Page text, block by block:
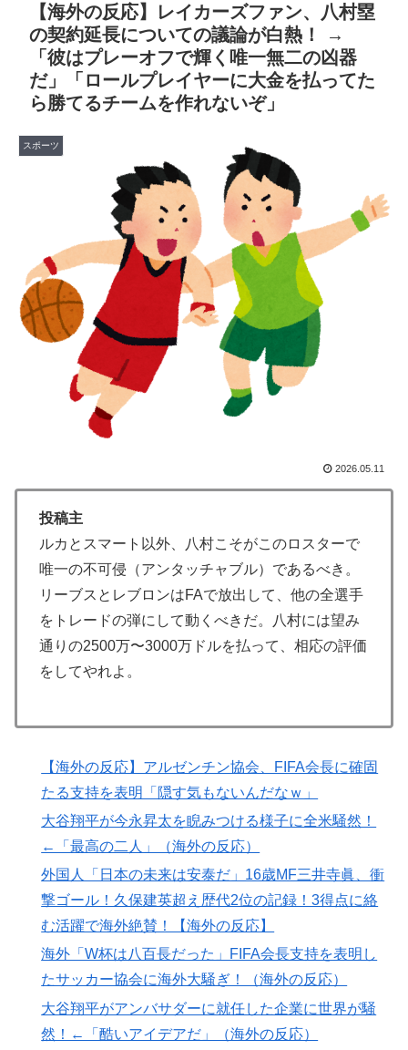
▶ 外国人「日本の未来は安泰だ」16歳MF三井寺眞、衝撃
ゴール！久保建英超え歴代2位の記録！3得点に絡む活躍
で海外絶賛！【海外の反応】
▶
海外「消火栓もフェイクだから消防士が右往左往する中
▶ イチローさん「僕は本を読まない。好きなアニメはドラ
ゴンボール」【海外の反応】
海外「お前らの国に他愛のない対立ってある？」日本
「エスカレーターの立つ位置」
▶ 【海外の反応】日本のウェブサイトって質の低いものが
多い気がする → 「日本のIT業界は色々と問題があるか
らな」「ゲームのUIは優れてるのに不思議」
▶
韓国人「日本のアニメ業界で100年続いている暗黙の伝
統がこちら・・・」
【韓国の反応】また日本が竹島の領有権を主張してきた
ぞ → 「この話題は永遠に終わらないな」「日本政府の
支持率が落ちてきた時点でこの手のニュースが出るのは
▶
フランス人「欲張りすぎだ」中村敬斗、ランス残留の可
音がこれ！【海外の反応】
▶
外国人「使い捨てだ」FIFA会長、辞任危機でトランプ政
権に泣き付くも無視されて海外失笑！【海外の反応】
▶
欧州「日本だけ反則だろ…」 世界の『日本びいき』に
▶
韓国人「大韓航空の熊本地震飲料水支援に対する日本人
の反応をご覧ください・・・」→「」
▶ 韓国人「韓国人が衝撃を受けた意外な日本の運転文化が
こちらです‥」→「日本人はこんなに徹底している‥」
▶ 【海外の反応】冨安健洋がクリスタル・パレス加入へ
「アーセナルサポの好きなクラブで良かった」
▶ 海外「剣が二回斬り合っただけで折れるのはどういうこ
となんだ」満点なのに二度と起動しない理由…
▶
韓国人「日本でヤバい作品ばかりアニメ化してて心配に
なる…」
▶ 【朗報】韓国人「日本のサッカー選手、90年代の映画ス
【海外の反応】レイカーズファン、八村塁
の契約延長についての議論が白熱！ →
「彼はプレーオフで輝く唯一無二の凶器
だ」「ロールプレイヤーに大金を払ってた
ら勝てるチームを作れないぞ」
スポーツ
2026.05.11
投稿主
ルカとスマート以外、八村こそがこのロスターで
唯一の不可侵（アンタッチャブル）であるべき。
リーブスとレブロンはFAで放出して、他の全選手
をトレードの弾にして動くべきだ。八村には望み
通りの2500万〜3000万ドルを払って、相応の評価
をしてやれよ。
【海外の反応】アルゼンチン協会、FIFA会長に確固
たる支持を表明「隠す気もないんだなｗ」
大谷翔平が今永昇太を睨みつける様子に全米騒然！
←「最高の二人」（海外の反応）
外国人「日本の未来は安泰だ」16歳MF三井寺眞、衝
撃ゴール！久保建英超え歴代2位の記録！3得点に絡
む活躍で海外絶賛！【海外の反応】
海外「W杯は八百長だった」FIFA会長支持を表明し
たサッカー協会に海外大騒ぎ！（海外の反応）
大谷翔平がアンバサダーに就任した企業に世界が騒
然！←「酷いアイデアだ」（海外の反応）